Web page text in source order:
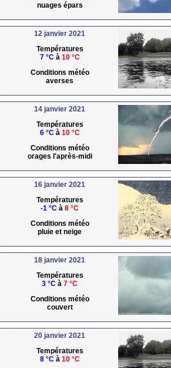
nuages épars
12 janvier 2021
Températures
7 °Cà 10 °C
Conditions météo
averses
14 janvier 2021
Températures
6 °Cà 10 °C
Conditions météo
orages l'après-midi
16 janvier 2021
Températures
-1 °C à 8 °C
Conditions météo
pluie et neige
18 janvier 2021
Températures
3 °C à 7 °C
Conditions météo
couvert
20 janvier 2021
Températures
8 °Cà 10 °C